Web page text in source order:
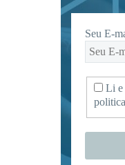
Seu E-
Li e